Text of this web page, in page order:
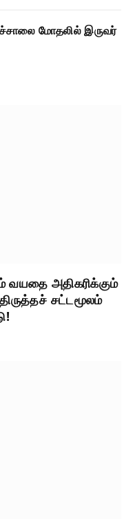
மோதலில் இருவர்
வயதை அதிகரிக்கும்
சட்டமூலம்